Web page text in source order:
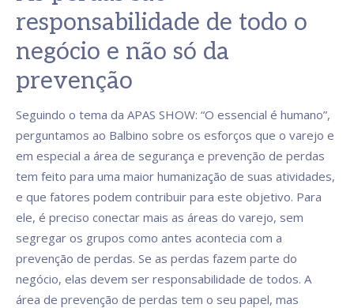
responsabilidade de todo o
negócio e não só da
prevenção
Seguindo o tema da APAS SHOW: “O essencial é humano”,
perguntamos ao Balbino sobre os esforços que o varejo e
em especial a área de segurança e prevenção de perdas
tem feito para uma maior humanização de suas atividades,
e que fatores podem contribuir para este objetivo. Para
ele, é preciso conectar mais as áreas do varejo, sem
segregar os grupos como antes acontecia com a
prevenção de perdas. Se as perdas fazem parte do
negócio, elas devem ser responsabilidade de todos. A
área de prevenção de perdas tem o seu papel, mas